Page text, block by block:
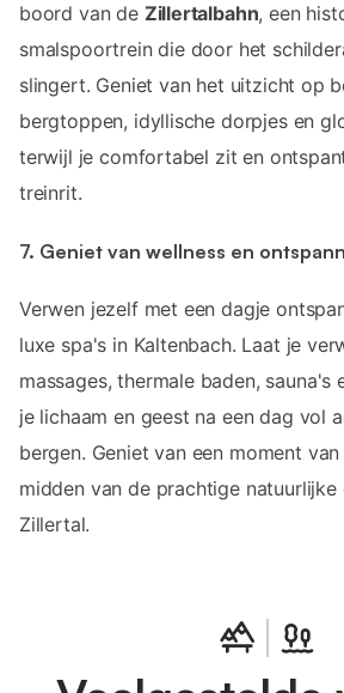
boord van de Zillertalbahn, een
smalspoortrein die door het
slingert. Geniet van het uitzicht op
bergtoppen, idyllische dorpjes en
terwijl je comfortabel zit en
treinrit.
7. Geniet van wellness en
Verwen jezelf met een dagje
luxe spa's in Kaltenbach. Laat je
massages, thermale baden, sauna's
je lichaam en geest na een dag vol
bergen. Geniet van een moment
midden van de prachtige
Zillertal.